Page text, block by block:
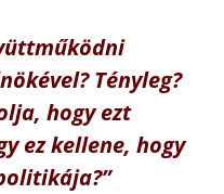
Tényleg?
hogy ezt
ez kellene, hogy